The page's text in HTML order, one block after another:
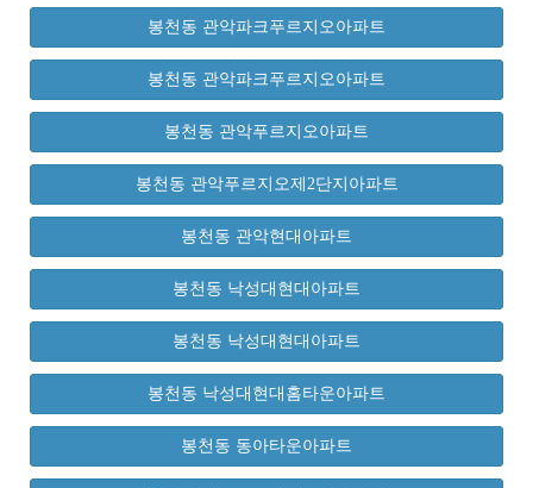
봉천동 관악파크푸르지오아파트
봉천동 관악파크푸르지오아파트
봉천동 관악푸르지오아파트
봉천동 관악푸르지오제2단지아파트
봉천동 관악현대아파트
봉천동 낙성대현대아파트
봉천동 낙성대현대아파트
봉천동 낙성대현대홈타운아파트
봉천동 동아타운아파트